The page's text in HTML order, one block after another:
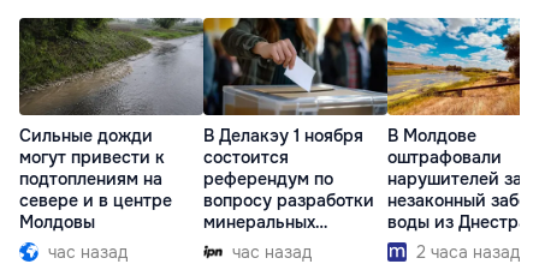
Сильные дожди
могут привести к
подтоплениям на
севере и в центре
Молдовы
час назад
В Делакэу 1 ноября
состоится
референдум по
вопросу разработки
минеральных
ресурсов
час назад
В Молдове
оштрафовали
нарушителей за
незаконный забор
воды из Днестра
2 часа назад